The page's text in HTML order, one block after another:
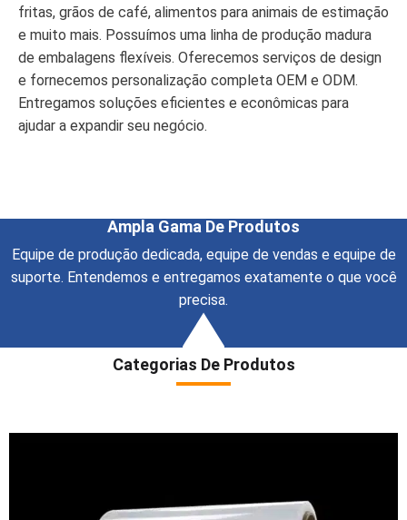
fritas, grãos de café, alimentos para animais de estimação
e muito mais. Possuímos uma linha de produção madura
de embalagens flexíveis. Oferecemos serviços de design
e fornecemos personalização completa OEM e ODM.
Entregamos soluções eficientes e econômicas para
ajudar a expandir seu negócio.
Ampla Gama De Produtos
Equipe de produção dedicada, equipe de vendas e equipe de
suporte. Entendemos e entregamos exatamente o que você
precisa.
Categorias De Produtos